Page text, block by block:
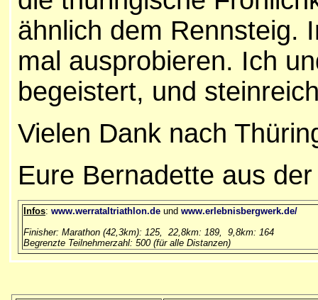
ähnlich dem Rennsteig.
mal ausprobieren. Ich
begeistert, und
Vielen Dank nach
Eure Bernadette aus
Infos: www.werrataltriathlon.de und www.erlebnisbergwerk.de/
Finisher: Marathon (42,3km): 125, 22,8km: 189, 9,8km: 164
Begrenzte Teilnehmerzahl: 500 (für alle Distanzen)